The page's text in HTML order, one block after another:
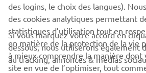
CORPORATE
BUSINESS
des logins, le choix des langues).
des cookies analytiques permettant
statistiques d’utilisation tout en
en matière de la protection de la vie
à mieux comprendre la manière dont
site en vue de l’optimiser, tout
Si vous marquez votre accord en
dessous, nous utiliserons également
au tracking, annonces & médias